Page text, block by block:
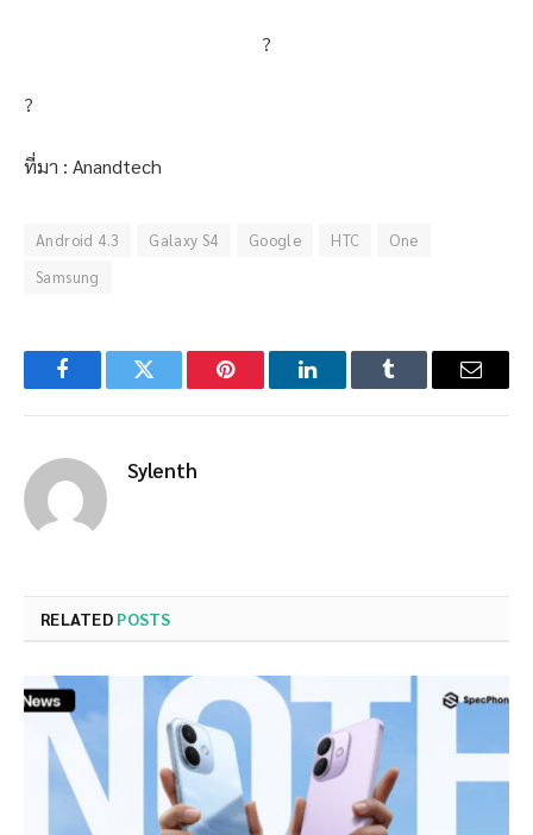
?
?
ที่มา : Anandtech
Android 4.3 Galaxy S4 Google HTC
One
Samsung
FacebookTwitter Pinterest LinkedInTumblr Email
Sylenth
RELATED POSTS